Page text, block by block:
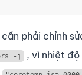
phải chỉnh
-j
, vì nhiệt độ